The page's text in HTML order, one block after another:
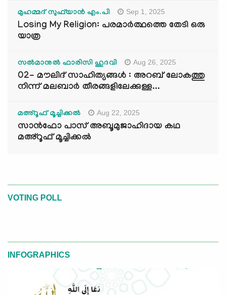
മുഹമ്മദ് സുഫ്‌യാൻ എം.പി Sep 1, 2025
Losing My Religion: പരമാർത്ഥത്തെ തേടി ഒരു
യാത്ര
സൽമാനുൽ ഫാരിസി ഹുദവി Aug 26, 2025
02- മൗലിദ് സാഹിത്യങ്ങൾ : അറബ് ലോകത്തു
നിന്ന് മലബാർ തീരങ്ങളിലേക്കുള്ള...
മഅ്റൂഫ് മൂച്ചിക്കല്‍ Aug 22, 2025
സാൻഫോ പാസ് അബൂമുജാഹിദായ കഥ
മഅ്റൂഫ് മൂച്ചിക്കല്‍
VOTING POLL
INFOGRAPHICS